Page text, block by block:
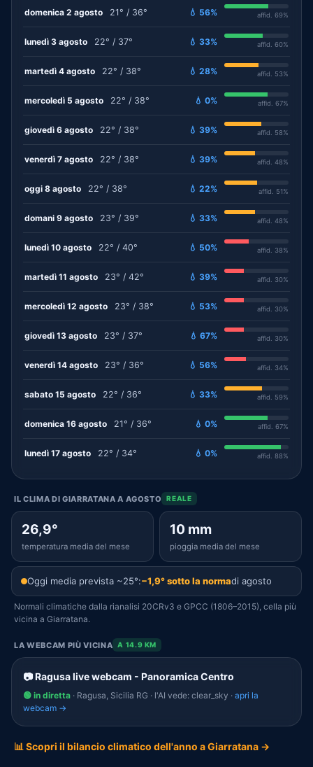
domenica 2 agosto 21° / 36° 💧 56% affid. 69%
lunedì 3 agosto 22° / 37° 💧 33% affid. 60%
martedì 4 agosto 22° / 38° 💧 28% affid. 53%
mercoledì 5 agosto 22° / 38° 💧 0% affid. 67%
giovedì 6 agosto 22° / 38° 💧 39% affid. 58%
venerdì 7 agosto 22° / 38° 💧 39% affid. 48%
oggi 8 agosto 22° / 38° 💧 22% affid. 51%
domani 9 agosto 23° / 39° 💧 33% affid. 48%
lunedì 10 agosto 22° / 40° 💧 50% affid. 38%
martedì 11 agosto 23° / 42° 💧 39% affid. 30%
mercoledì 12 agosto 23° / 38° 💧 53% affid. 30%
giovedì 13 agosto 23° / 37° 💧 67% affid. 30%
venerdì 14 agosto 23° / 36° 💧 56% affid. 34%
sabato 15 agosto 22° / 36° 💧 33% affid. 59%
domenica 16 agosto 21° / 36° 💧 0% affid. 67%
lunedì 17 agosto 22° / 34° 💧 0% affid. 88%
IL CLIMA DI GIARRATANA A AGOSTO REALE
26,9°
temperatura media del mese
10 mm
pioggia media del mese
Oggi media prevista ~25°:−1,9° sotto la normadi agosto
Normali climatiche dalla rianalisi 20CRv3 e GPCC (1806–2015), cella più
vicina a Giarratana.
LA WEBCAM PIÙ VICINA A 14.9 KM
📷 Ragusa live webcam - Panoramica Centro
🟢 in diretta · Ragusa, Sicilia RG · l'AI vede: clear_sky · apri la
webcam →
📊 Scopri il bilancio climatico dell'anno a Giarratana →